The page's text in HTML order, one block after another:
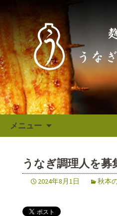
東京（麹町／
秋本からのお
東京（麹町／半蔵
らのお知らせ
メニュー
うなぎ調理人を募
2024年8月1日 秋本